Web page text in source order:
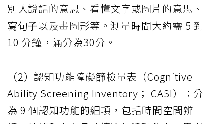
別⼈說話的意思、看懂⽂字或圖片的意思、
寫句⼦以及畫圖形等。測量時間⼤約需 5 到
10 分鐘，滿分為30分。
（2）認知功能障礙篩檢量表（Cognitive
Ability Screening Inventory； CASI）：分
為 9 個認知功能的細項，包括時間空間辨